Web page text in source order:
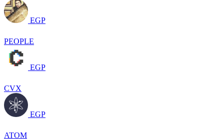
EGP
PEOPLE
EGP
CVX
EGP
ATOM